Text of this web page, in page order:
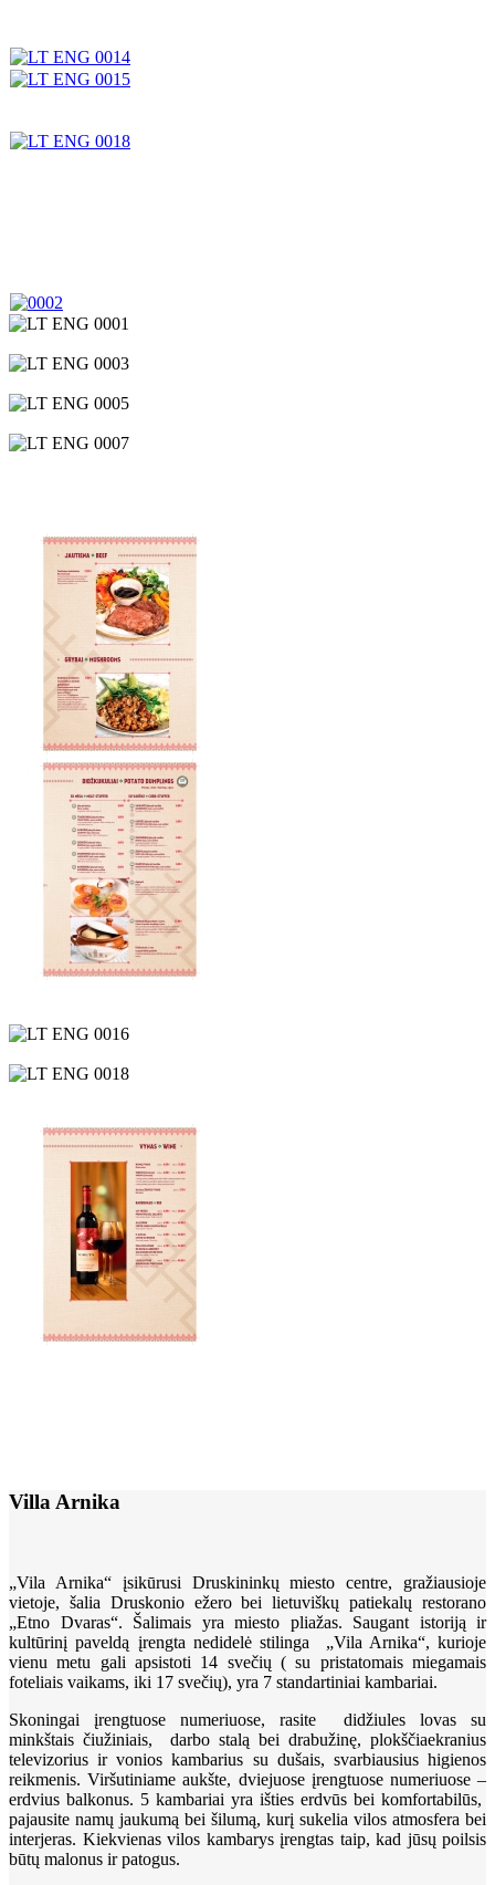
Villa Arnika
„Vila Arnika“ įsikūrusi Druskininkų miesto centre, gražiausioje
vietoje, šalia Druskonio ežero bei lietuviškų patiekalų restorano
„Etno Dvaras“. Šalimais yra miesto pliažas. Saugant istoriją ir
kultūrinį paveldą įrengta nedidelė stilinga „Vila Arnika“, kurioje
vienu metu gali apsistoti 14 svečių ( su pristatomais miegamais
foteliais vaikams, iki 17 svečių), yra 7 standartiniai kambariai.
Skoningai įrengtuose numeriuose, rasite didžiules lovas su
minkštais čiužiniais, darbo stalą bei drabužinę, plokščiaekranius
televizorius ir vonios kambarius su dušais, svarbiausius higienos
reikmenis. Viršutiniame aukšte, dviejuose įrengtuose numeriuose –
erdvius balkonus. 5 kambariai yra išties erdvūs bei komfortabilūs,
pajausite namų jaukumą bei šilumą, kurį sukelia vilos atmosfera bei
interjeras. Kiekvienas vilos kambarys įrengtas taip, kad jūsų poilsis
būtų malonus ir patogus.